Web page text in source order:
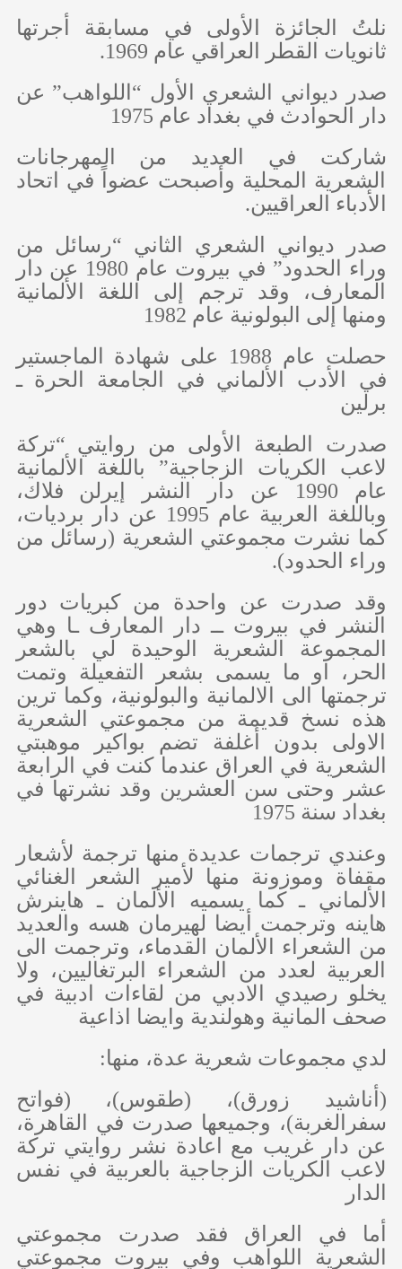
نلتُ الجائزة الأولى في مسابقة أجرتها
ثانويات القطر العراقي عام 1969.
صدر ديواني الشعري الأول “اللواهب” عن
دار الحوادث في بغداد عام 1975
شاركت في العديد من المهرجانات
الشعرية المحلية وأصبحت عضواً في اتحاد
الأدباء العراقيين.
صدر ديواني الشعري الثاني “رسائل من
وراء الحدود” في بيروت عام 1980 عن دار
المعارف، وقد ترجم إلى اللغة الألمانية
ومنها إلى البولونية عام 1982
حصلت عام 1988 على شهادة الماجستير
في الأدب الألماني في الجامعة الحرة ـ
برلين
صدرت الطبعة الأولى من روايتي “تركة
لاعب الكريات الزجاجية” باللغة الألمانية
عام 1990 عن دار النشر إيرلن فلاك،
وباللغة العربية عام 1995 عن دار برديات،
كما نشرت مجموعتي الشعرية (رسائل من
وراء الحدود).
وقد صدرت عن واحدة من كبريات دور
النشر في بيروت ــ دار المعارف ـا وهي
المجموعة الشعرية الوحيدة لي بالشعر
الحر، او ما يسمى بشعر التفعيلة وتمت
ترجمتها الى الالمانية والبولونية، وكما ترين
هذه نسخ قديمة من مجموعتي الشعرية
الاولى بدون أغلفة تضم بواكير موهبتي
الشعرية في العراق عندما كنت في الرابعة
عشر وحتى سن العشرين وقد نشرتها في
بغداد سنة 1975
وعندي ترجمات عديدة منها ترجمة لأشعار
مقفاة وموزونة منها لأمير الشعر الغنائي
الألماني ـ كما يسميه الألمان ـ هاينرش
هاينه وترجمت أيضا لهيرمان هسه والعديد
من الشعراء الألمان القدماء، وترجمت الى
العربية لعدد من الشعراء البرتغاليين، ولا
يخلو رصيدي الادبي من لقاءات ادبية في
صحف المانية وهولندية وايضا اذاعية
لدي مجموعات شعرية عدة، منها:
(أناشيد زورق)، (طقوس)، (فواتح
سفرالغربة)، وجميعها صدرت في القاهرة،
عن دار غريب مع اعادة نشر روايتي تركة
لاعب الكريات الزجاجية بالعربية في نفس
الدار
أما في العراق فقد صدرت مجموعتي
الشعرية اللواهب وفي بيروت مجموعتي